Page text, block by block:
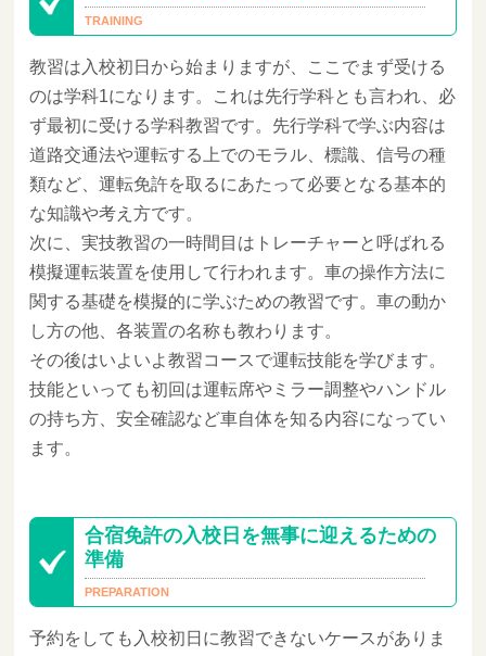
教習は入校初日から始まりますが、ここでまず受ける
のは学科1になります。これは先行学科とも言われ、必
ず最初に受ける学科教習です。先行学科で学ぶ内容は
道路交通法や運転する上でのモラル、標識、信号の種
類など、運転免許を取るにあたって必要となる基本的
な知識や考え方です。
次に、実技教習の一時間目はトレーチャーと呼ばれる
模擬運転装置を使用して行われます。車の操作方法に
関する基礎を模擬的に学ぶための教習です。車の動か
し方の他、各装置の名称も教わります。
その後はいよいよ教習コースで運転技能を学びます。
技能といっても初回は運転席やミラー調整やハンドル
の持ち方、安全確認など車自体を知る内容になってい
ます。
合宿免許の入校日を無事に迎えるための
準備
予約をしても入校初日に教習できないケースがありま